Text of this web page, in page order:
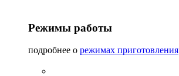
Режимы работы
подробнее о режимах приготовления